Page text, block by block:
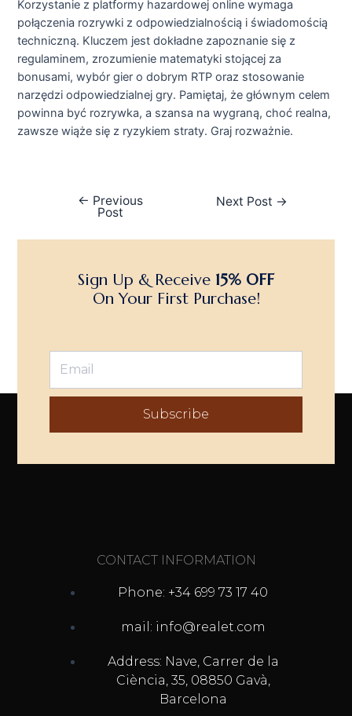
Korzystanie z platformy hazardowej online wymaga
połączenia rozrywki z odpowiedzialnością i świadomością
techniczną. Kluczem jest dokładne zapoznanie się z
regulaminem, zrozumienie matematyki stojącej za
bonusami, wybór gier o dobrym RTP oraz stosowanie
narzędzi odpowiedzialnej gry. Pamiętaj, że głównym celem
powinna być rozrywka, a szansa na wygraną, choć realna,
zawsze wiąże się z ryzykiem straty. Graj rozważnie.
← Previous
Post
Next Post →
Sign Up & Receive 15% OFF
On Your First Purchase!
Subscribe
CONTACT INFORMATION
Phone: +34 699 73 17 40
mail: info@realet.com
Address: Nave, Carrer de la
Ciència, 35, 08850 Gavà,
Barcelona